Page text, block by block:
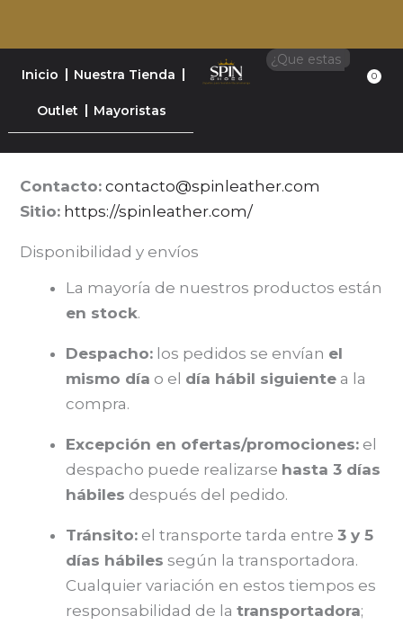
Inicio
Nuestra Tienda
Outlet Mayoristas
Search
0
Contacto: contacto@spinleather.com
Sitio: https://spinleather.com/
Disponibilidad y envíos
La mayoría de nuestros productos están
en stock.
Despacho: los pedidos se envían el
mismo día o el día hábil siguiente a la
compra.
Excepción en ofertas/promociones: el
despacho puede realizarse hasta 3 días
hábiles después del pedido.
Tránsito: el transporte tarda entre3 y 5
días hábiles según la transportadora.
Cualquier variación en estos tiempos es
responsabilidad de latransportadora;